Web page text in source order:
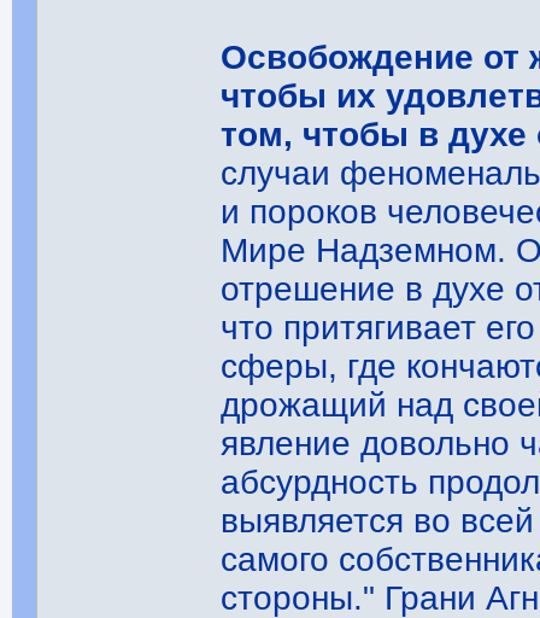
Освобождение от
чтобы их
том, чтобы в духе
случаи
и пороков
Мире Надземном.
отрешение в духе
что притягивает
сферы, где
дрожащий над
явление довольно
абсурдность
выявляется во
самого
стороны." Грани